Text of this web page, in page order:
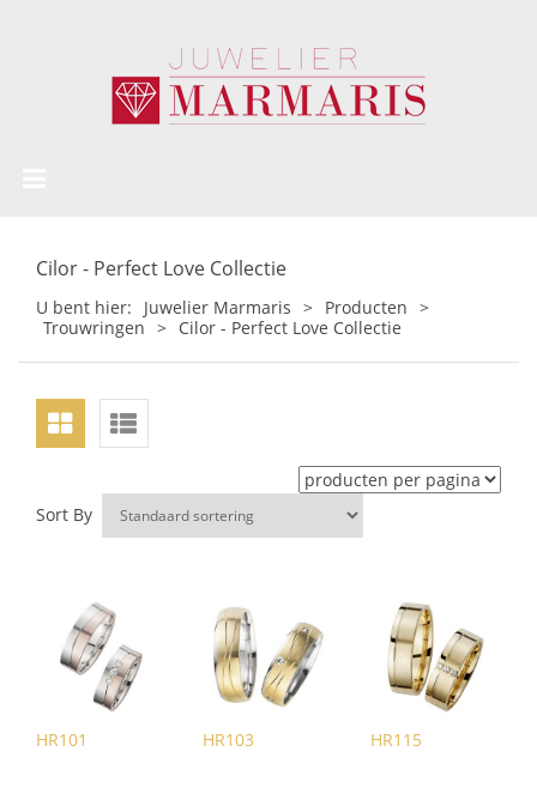
Cilor - Perfect Love Collectie
U bent hier: Juwelier Marmaris > Producten >
Trouwringen > Cilor - Perfect Love Collectie
Sort By
HR101 HR103 HR115